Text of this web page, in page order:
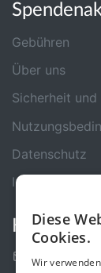
Gebühren
Über uns
Sicherheit
Datenschutz
Impressum
Kontakt
Kontakt-
Diese
Cookies.
Wir